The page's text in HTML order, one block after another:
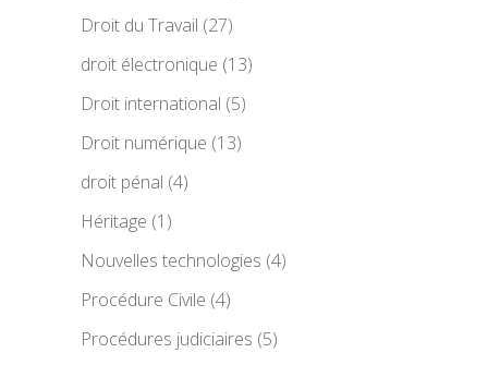
Droit du Travail (27)
droit électronique (13)
Droit international (5)
Droit numérique (13)
droit pénal (4)
Héritage (1)
Nouvelles technologies (4)
Procédure Civile (4)
Procédures judiciaires (5)